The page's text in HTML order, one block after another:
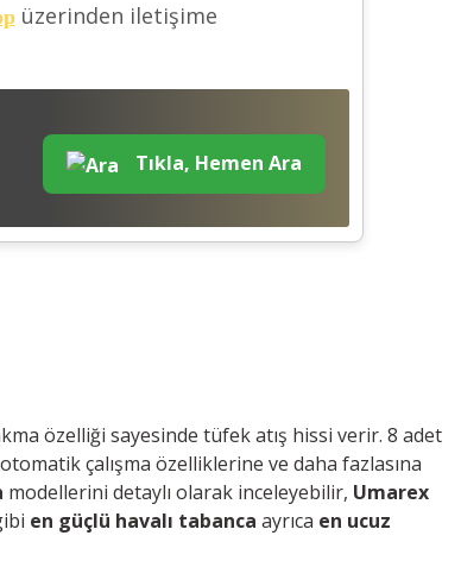
üzerinden iletişime
Tıkla, Hemen Ara
özelliği sayesinde tüfek atış hissi verir. 8 adet
çalışma özelliklerine ve daha fazlasına
modellerini detaylı olarak inceleyebilir, Umarex
en güçlü havalı tabanca ayrıca en ucuz